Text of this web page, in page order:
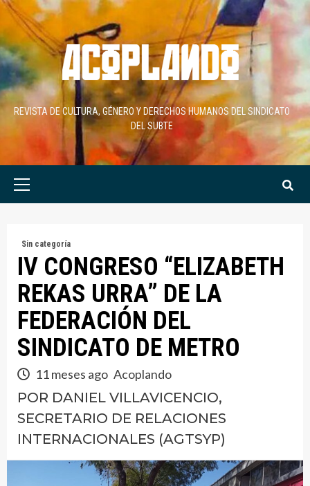
Skip
to
content
REVISTA DE CULTURA, GÉNERO Y DERECHOS HUMANOS DEL SINDICATO
DEL SUBTE
Primary
Sin categoría
IV CONGRESO “ELIZABETH
REKAS URRA” DE LA
FEDERACIÓN DEL
SINDICATO DE METRO
11 meses ago Acoplando
POR DANIEL VILLAVICENCIO,
SECRETARIO DE RELACIONES
INTERNACIONALES (AGTSYP)